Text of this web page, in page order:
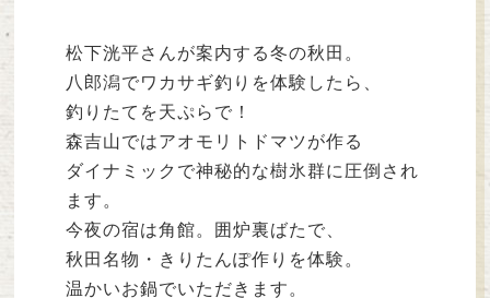
松下洸平さんが案内する冬の秋田。
八郎潟でワカサギ釣りを体験したら、
釣りたてを天ぷらで！
森吉山ではアオモリトドマツが作る
ダイナミックで神秘的な樹氷群に圧倒され
ます。
今夜の宿は角館。囲炉裏ばたで、
秋田名物・きりたんぽ作りを体験。
温かいお鍋でいただきます。